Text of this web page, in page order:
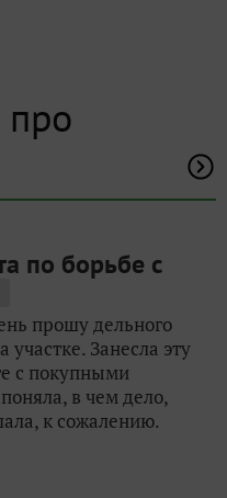
по борьбе с
прошу дельного
участке. Занесла эту
с покупными
в чем дело,
к сожалению.